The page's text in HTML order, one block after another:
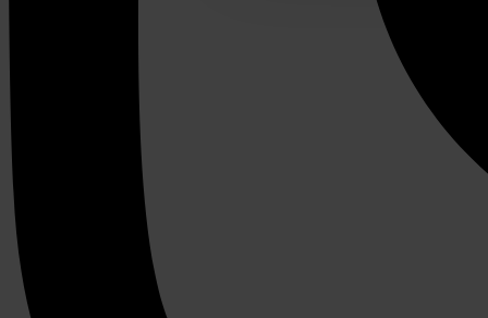
verstrekt of die ze hebben